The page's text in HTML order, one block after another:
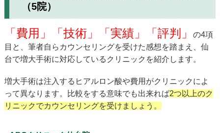
（5院）
「費用」「技術」「実績」「評判」
の4項
目と、筆者自らカウンセリングを受けた感想を踏まえ、仙
台で増大手術に対応しているクリニックを紹介します。
増大手術は注入するヒアルロン酸や費用がクリニックによ
って異なります。比較をする意味でも出来れば2つ以上のク
リニックでカウンセリングを受けましょう。